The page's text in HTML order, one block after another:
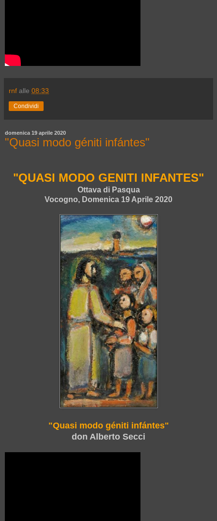
rnf alle 08:33
Condividi
domenica 19 aprile 2020
"Quasi modo géniti infántes"
"QUASI MODO GENITI INFANTES"
Ottava di Pasqua
Vocogno, Domenica 19 Aprile 2020
"Quasi modo géniti infántes"
don Alberto Secci